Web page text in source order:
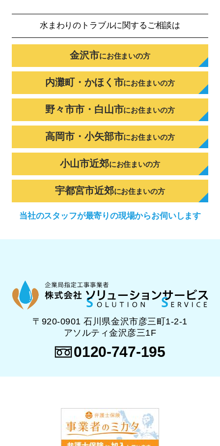
水まわりのトラブルに関するご相談は
金沢市にお住まいの方
内灘町・かほく市にお住まいの方
野々市市・白山市にお住まいの方
高岡市・小矢部市にお住まいの方
小山市近郊にお住まいの方
宇都宮市近郊にお住まいの方
当社のスタッフが最寄りの現場からお伺いします
〒920-0901 石川県金沢市彦三町1-2-1
アソルティ金沢彦三1F
0120-747-195